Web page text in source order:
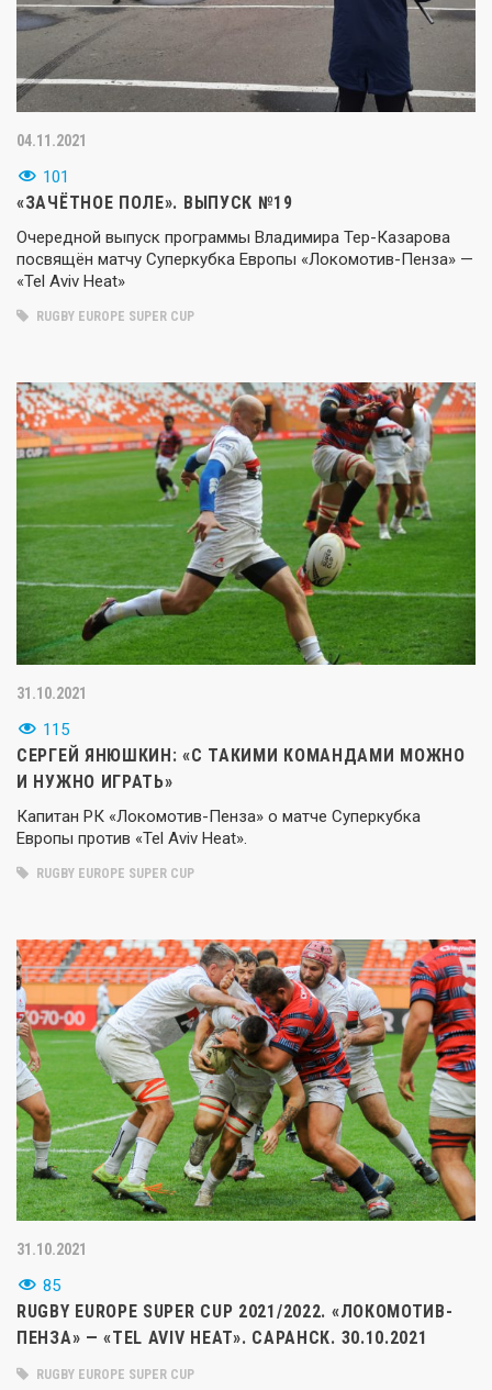
04.11.2021
101
«ЗАЧЁТНОЕ ПОЛЕ». ВЫПУСК №19
Очередной выпуск программы Владимира Тер-Казарова
посвящён матчу Суперкубка Европы «Локомотив-Пенза» —
«Tel Aviv Heat»
RUGBY EUROPE SUPER CUP
31.10.2021
115
СЕРГЕЙ ЯНЮШКИН: «С ТАКИМИ КОМАНДАМИ МОЖНО
И НУЖНО ИГРАТЬ»
Капитан РК «Локомотив-Пенза» о матче Суперкубка
Европы против «Tel Aviv Heat».
RUGBY EUROPE SUPER CUP
31.10.2021
85
RUGBY EUROPE SUPER CUP 2021/2022. «ЛОКОМОТИВ-
ПЕНЗА» — «TEL AVIV HEAT». САРАНСК. 30.10.2021
RUGBY EUROPE SUPER CUP